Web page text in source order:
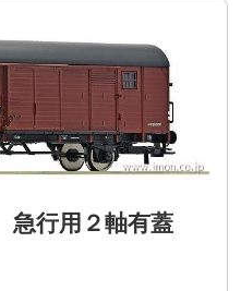
行用２軸有蓋